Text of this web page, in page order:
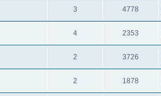
3 4778
4 2353
2 3726
2 1878